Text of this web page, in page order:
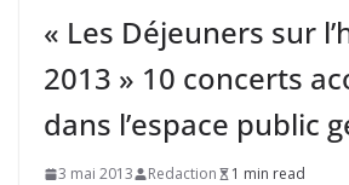
« Les Déjeuners sur
2013 » 10 concerts
dans l’espace public
3 mai 2013 Redaction
1 min read